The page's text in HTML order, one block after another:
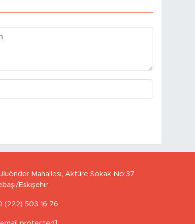
Mahallesi, Aktüre Sokak No:37
Eskişehir
(222) 503 16 76